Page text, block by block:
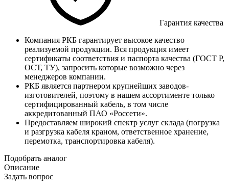
Гарантия качества
Компания РКБ гарантирует высокое качество
реализуемой продукции. Вся продукция имеет
сертификаты соответствия и паспорта качества (ГОСТ Р,
ОСТ, ТУ), запросить которые возможно через
менеджеров компании.
РКБ является партнером крупнейших заводов-
изготовителей, поэтому в нашем ассортименте только
сертифицированный кабель, в том числе
аккредитованный ПАО «Россети».
Предоставляем широкий спектр услуг склада (погрузка
и разгрузка кабеля краном, ответственное хранение,
перемотка, транспортировка кабеля).
Подобрать аналог
Описание
Задать вопрос